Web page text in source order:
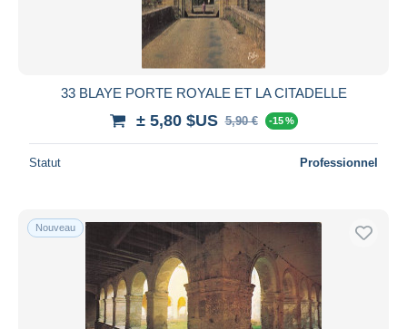
33 BLAYE PORTE ROYALE ET LA CITADELLE
± 5,80 $US 5,90 € -15 %
Statut Professionnel
Nouveau